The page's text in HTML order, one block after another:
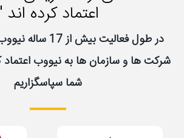
اعتماد کرده اند
در طول فعالیت بیش
شرکت ها و سازمان ها به نیووب اعتماد
شما سپاسگزاریم